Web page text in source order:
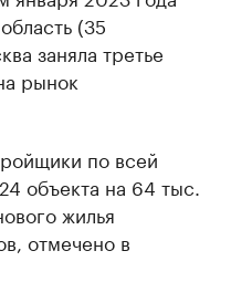
(35
заняла третье
рынок
по всей
объекта на 64 тыс.
жилья
отмечено в